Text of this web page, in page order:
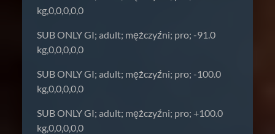
kg,0,0,0,0,0
SUB ONLY GI; adult; mężczyźni; pro; -91.0
kg,0,0,0,0,0
SUB ONLY GI; adult; mężczyźni; pro; -100.0
kg,0,0,0,0,0
SUB ONLY GI; adult; mężczyźni; pro; +100.0
kg,0,0,0,0,0